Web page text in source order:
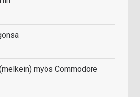
myös Commodore